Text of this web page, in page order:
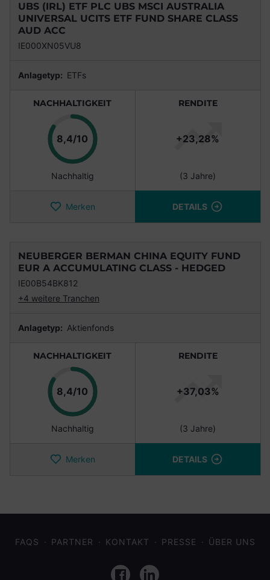
UBS (IRL) ETF PLC UBS MSCI AUSTRALIA
UNIVERSAL UCITS ETF FUND SHARE CLASS
AUD ACC
IE000XN05VU8
Anlagetyp: ETFs
NACHHALTIGKEIT
8,4/10 Punkte
Nachhaltig
RENDITE
+23,28%
(3 Jahre)
Merken DETAILS
NEUBERGER BERMAN CHINA EQUITY FUND
EUR A ACCUMULATING CLASS - HEDGED
IE00B54BK812
+4 weitere Tranchen
Anlagetyp: Aktienfonds
NACHHALTIGKEIT
8,4/10 Punkte
Nachhaltig
RENDITE
+37,03%
(3 Jahre)
Merken DETAILS
FAQS PARTNER KONTAKT PRESSE ÜBER UNS